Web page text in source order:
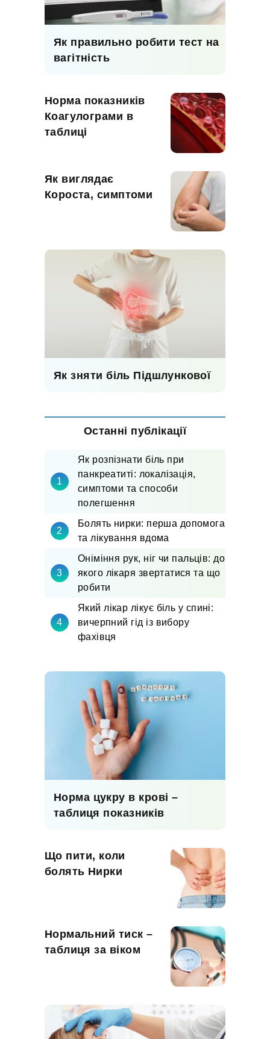
Як правильно робити тест на
вагітність
Норма показників
Коагулограми в
таблиці
Як виглядає
Короста, симптоми
Як зняти біль Підшлункової
Останні публікації
Як розпізнати біль при
панкреатиті: локалізація,
симптоми та способи
полегшення
Болять нирки: перша допомога
та лікування вдома
Оніміння рук, ніг чи пальців: до
якого лікаря звертатися та що
робити
Який лікар лікує біль у спині:
вичерпний гід із вибору
фахівця
Норма цукру в крові –
таблиця показників
Що пити, коли
болять Нирки
Нормальний тиск –
таблиця за віком